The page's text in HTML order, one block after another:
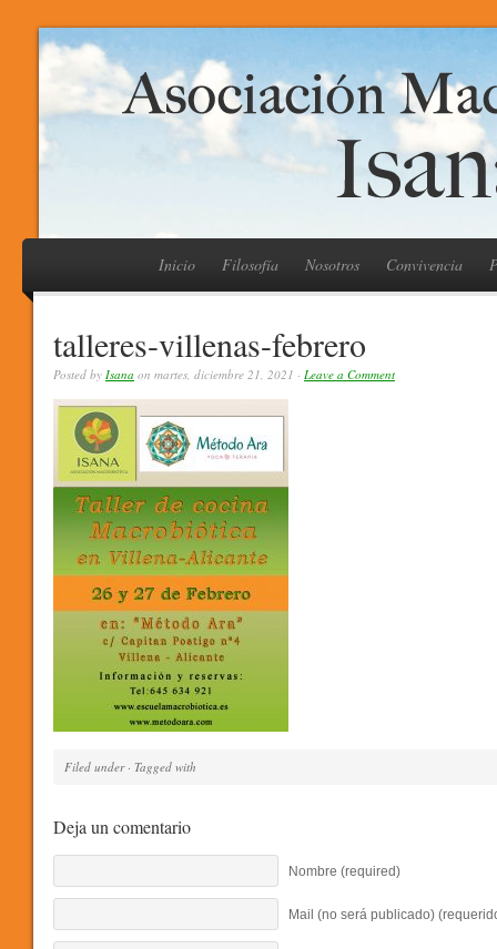
Inicio Filosofía Nosotros Convivencia
talleres-villenas-febrero
Posted by Isana on martes, diciembre 21, 2021 · Leave a Comment
Filed under · Tagged with
Deja un comentario
Nombre (required)
Mail (no será publicado)